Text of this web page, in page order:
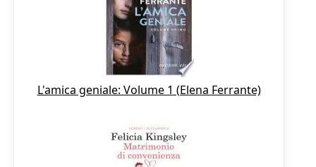
L'amica geniale: Volume 1 (Elena Ferrante)